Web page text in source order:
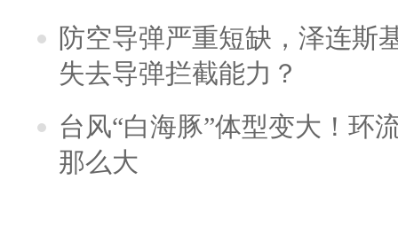
防空导弹严重短缺，泽连斯
失去导弹拦截能力？
台风“白海豚”体型变大！环
那么大